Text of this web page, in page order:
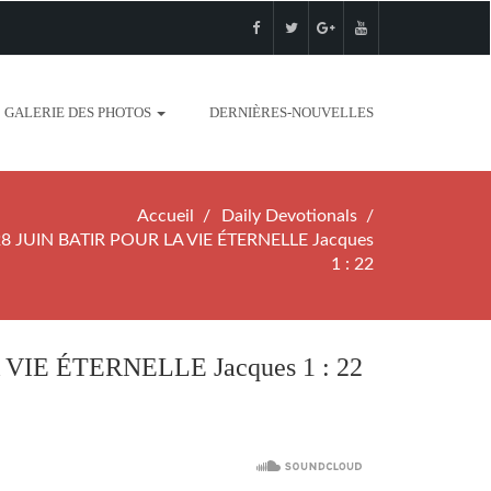
GALERIE DES PHOTOS DERNIÈRES-NOUVELLES
Accueil
Daily Devotionals
JUIN BATIR POUR LA VIE ÉTERNELLE Jacques
1 : 22
ÉTERNELLE Jacques 1 : 22